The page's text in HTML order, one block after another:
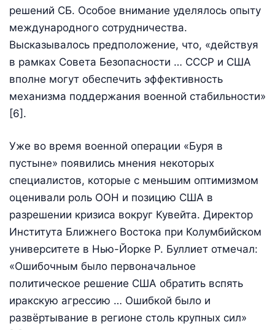
решений СБ. Особое внимание уделялось опыту
международного сотрудничества.
Высказывалось предположение, что, «действуя
в рамках Совета Безопасности … СССР и США
вполне могут обеспечить эффективность
механизма поддержания военной стабильности»
[6].
Уже во время военной операции «Буря в
пустыне» появились мнения некоторых
специалистов, которые с меньшим оптимизмом
оценивали роль ООН и позицию США в
разрешении кризиса вокруг Кувейта. Директор
Института Ближнего Востока при Колумбийском
университете в Нью-Йорке Р. Буллиет отмечал:
«Ошибочным было первоначальное
политическое решение США обратить вспять
иракскую агрессию … Ошибкой было и
развёртывание в регионе столь крупных сил»